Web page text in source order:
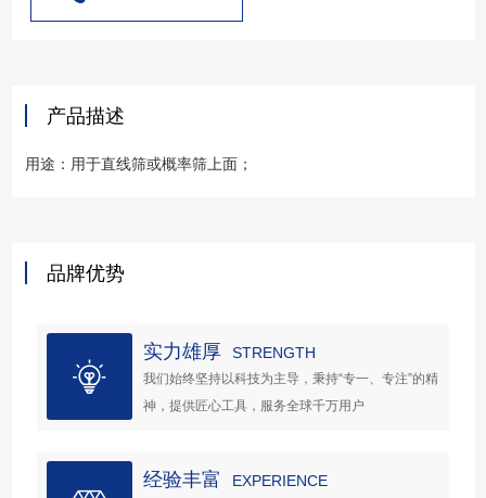
产品描述
用途：用于直线筛或概率筛上面；
品牌优势
实力雄厚 STRENGTH
我们始终坚持以科技为主导，秉持“专一、专注”的精
神，提供匠心工具，服务全球千万用户
经验丰富 EXPERIENCE